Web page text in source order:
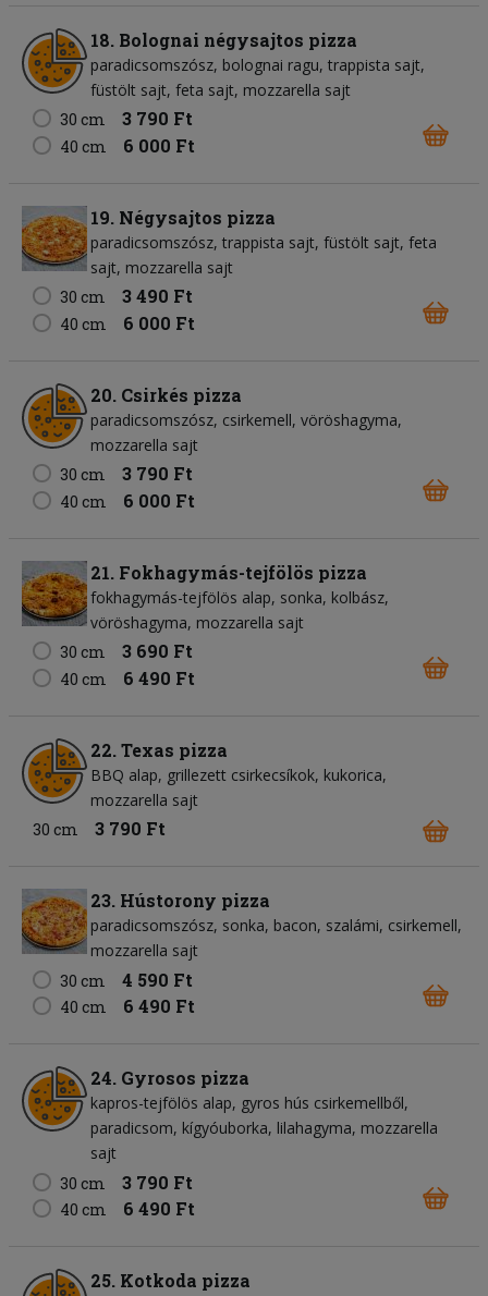
18. Bolognai négysajtos pizza
paradicsomszósz bolognai ragu trappista sajt
füstölt sajt feta sajt mozzarella sajt
30 cm
3 790 Ft
40 cm 6 000 Ft
19. Négysajtos pizza
paradicsomszósz trappista sajt füstölt sajt feta
sajt mozzarella sajt
30 cm
3 490 Ft
40 cm 6 000 Ft
20. Csirkés pizza
paradicsomszósz csirkemell vöröshagyma
mozzarella sajt
30 cm
3 790 Ft
40 cm 6 000 Ft
21. Fokhagymás-tejfölös pizza
fokhagymás-tejfölös alap sonka kolbász
vöröshagyma mozzarella sajt
30 cm
3 690 Ft
40 cm 6 490 Ft
22. Texas pizza
BBQ alap grillezett csirkecsíkok kukorica
mozzarella sajt
30 cm
3 790 Ft
23. Hústorony pizza
paradicsomszósz sonka bacon szalámi csirkemell
mozzarella sajt
30 cm
4 590 Ft
40 cm 6 490 Ft
24. Gyrosos pizza
kapros-tejfölös alap gyros hús csirkemellből
paradicsom kígyóuborka lilahagyma mozzarella
sajt
30 cm
3 790 Ft
40 cm 6 490 Ft
25. Kotkoda pizza